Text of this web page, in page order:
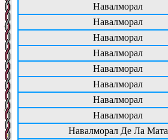
Навалморал
Навалморал
Навалморал
Навалморал
Навалморал
Навалморал
Навалморал
Навалморал
Навалморал Де Ла Мата